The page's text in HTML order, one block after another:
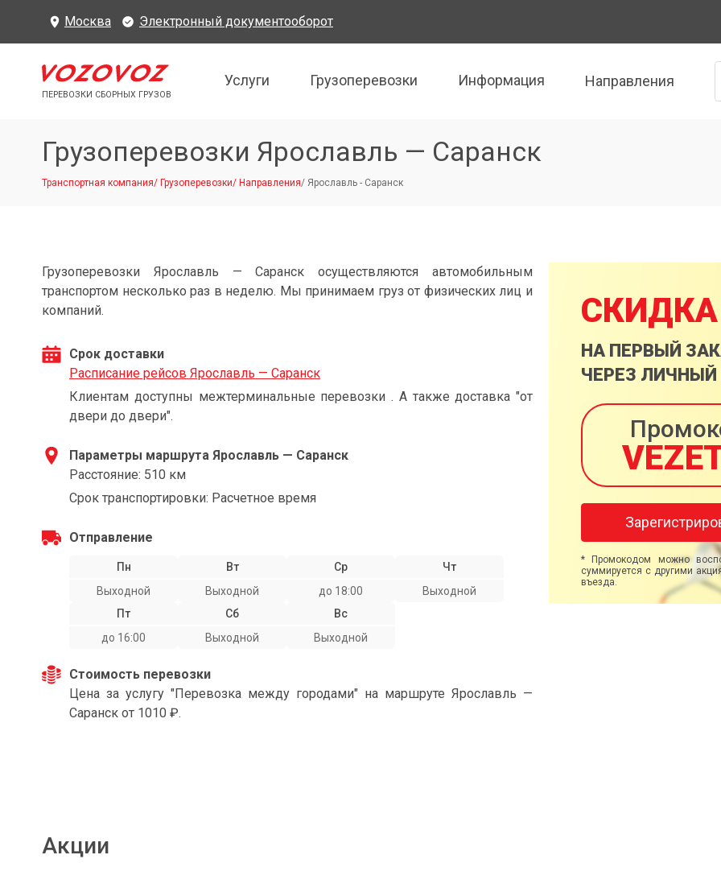
Москва Электронный документооборот
ПЕРЕВОЗКИ СБОРНЫХ ГРУЗОВ
Услуги Грузоперевозки Информация Направления
Грузоперевозки Ярославль — Саранск
Транспортная компания/ Грузоперевозки/ Направления/ Ярославль - Саранск
Грузоперевозки Ярославль — Саранск осуществляются автомобильным
транспортом несколько раз в неделю. Мы принимаем груз от физических лиц и
компаний.
Срок доставки
Расписание рейсов Ярославль — Саранск
Клиентам доступны межтерминальные перевозки . А также доставка "от
двери до двери".
Параметры маршрута Ярославль — Саранск
Расстояние: 510 км
Срок транспортировки: Расчетное время
Отправление
Пн
Выходной
Вт
Выходной
Ср
до 18:00
Чт
Выходной
Пт
до 16:00
Сб
Выходной
Вс
Выходной
Стоимость перевозки
Цена за услугу "Перевозка между городами" на маршруте Ярославль —
Саранск от 1010 ₽.
СКИДКА
НА ПЕРВЫЙ
ЧЕРЕЗ ЛИЧНЫЙ
* Промокодом можно
суммируется с другими
въезда.
Акции